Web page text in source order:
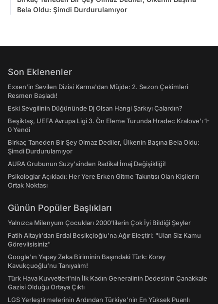
Bela Oldu: Şimdi Durdurulamıyor
Son Eklenenler
Exxen'in Sevilen Dizisi Karma'dan Müjde: 2. Sezon Çekimleri
Resmen Başladı!
Eski Sevgilinin Düğününde Dj Olsan Hangi Şarkıyı Çalardın?
Beşiktaş, UEFA Avrupa Ligi 3. Ön Eleme Turunda Hradec Kralove'ı 1-
0 Yendi
Birkaç Taneden Bir Şey Olmaz Dediler, Ülkenin Başına Bela Oldu:
Şimdi Durdurulamıyor
AURA Grubunun Suzy'sinden Radikal İmaj Değişikliği!
Psikologlar Açıkladı: Her Yere Erken Gitme Takıntısı Olan Kişilerin
Ortak Noktası
Günün Popüler Başlıkları
Yalnızca Milenyum Çocukları 2000'lilerin Çok İyi Bildiği Şeyler
Fatih Altaylı'dan Erdal Beşikçioğlu'na Ağır Eleştiri: "Ulan Siz Kamu
Görevlisisiniz"
Google'ın Yapay Zeka Biriminin Başındaki Türk: Koray
Kavukçuoğlu'nu Tanıyalım!
Türk Hava Kuvvetleri'nin İlk Kadın Generalinin Dedesinin Çanakkale
Gazisi Olduğu Ortaya Çıktı
LGS Yerleştirmelerinin Ardından Türkiye'nin En Yüksek Puanlı